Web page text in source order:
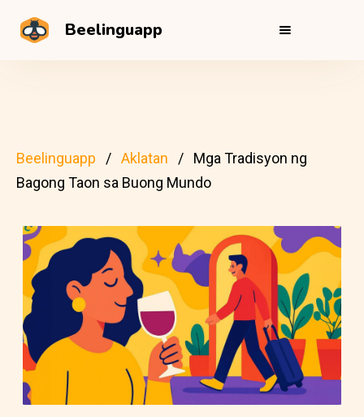
Beelinguapp
Beelinguapp Aklatan
Mga Tradisyon ng
Bagong Taon sa Buong Mundo